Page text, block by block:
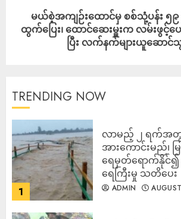
မယ်စဲ့အကျဉ်းထောင်မှ စစ်သုံ့ပန်း ၅၉
ထွက်ပြေး၊ ထောင်ဆေးမှူးက လမ်းဖွင့်ပ
ပြီး လက်နက်များယူဆောင်
TRENDING NOW
1
လာမည့် ၂ ရက်အ
အားကောင်းမည်၊ မ
ရေမှတ်ရောက်နိုင်
ရေကြီးမှု သတိပေး
ADMIN